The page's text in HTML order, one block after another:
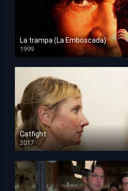
La trampa (La Emboscada)
1999
HD 1080p
Catfight
2017
HD 720p